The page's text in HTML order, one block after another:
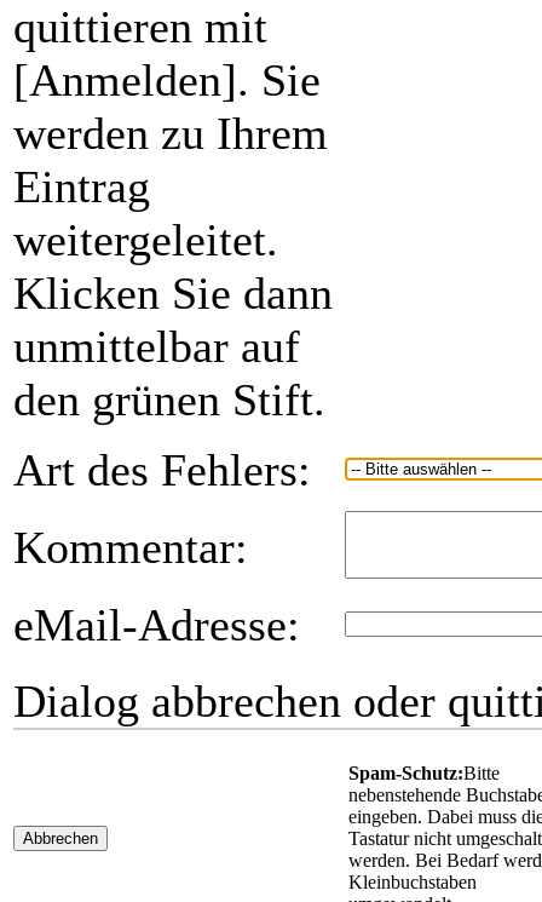
quittieren mit
[Anmelden]. Sie
werden zu Ihrem
Eintrag
weitergeleitet.
Klicken Sie dann
unmittelbar auf
den grünen Stift.
Art des Fehlers:
Kommentar:
eMail-Adresse:
Dialog abbrechen oder
Abbrechen
Spam-Schutz:Bitte
nebenstehende
eingeben. Dabei muss
Tastatur nicht
werden. Bei Bedarf
Kleinbuchstaben